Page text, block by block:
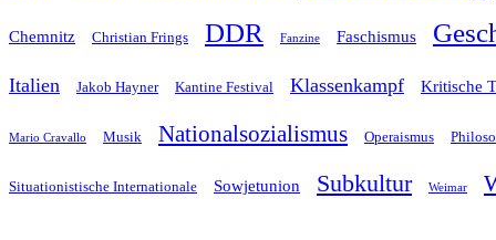
Chemnitz Christian Frings DDR Fanzine Faschismus
Italien Jakob Hayner Kantine Festival Klassenkampf Kritische
Mario Cravallo Musik Nationalsozialismus Operaismus
Situationistische Internationale Sowjetunion Subkultur Weimar